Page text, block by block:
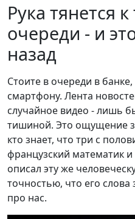
Рука тянется
очереди - и
назад
Стоите в очереди в
смартфону. Лента
случайное видео - лишь
тишиной. Это ощущение
кто знает, что три с
французский математик
описал эту же
точностью, что его слова
про нас.